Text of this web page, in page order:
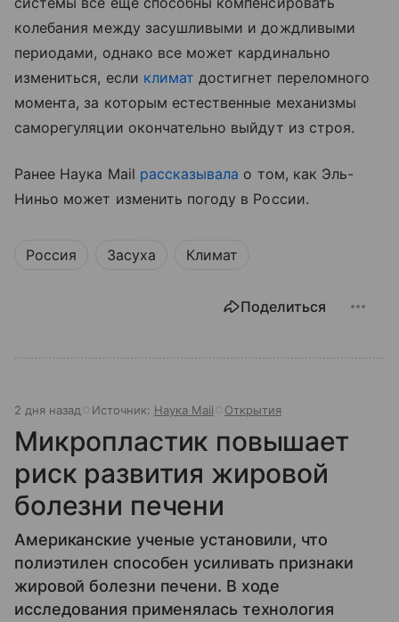
колебания между засушливыми и дождливыми
периодами, однако все может кардинально
измениться, если климат достигнет переломного
момента, за которым естественные механизмы
саморегуляции окончательно выйдут из строя.
Ранее Наука Mail рассказывала о том, как Эль-
Ниньо может изменить погоду в России.
Россия Засуха Климат
Поделиться
2 дня назад Источник: Наука Mail Открытия
Микропластик повышает
риск развития жировой
болезни печени
Американские ученые установили, что
полиэтилен способен усиливать признаки
жировой болезни печени. В ходе
исследования применялась технология